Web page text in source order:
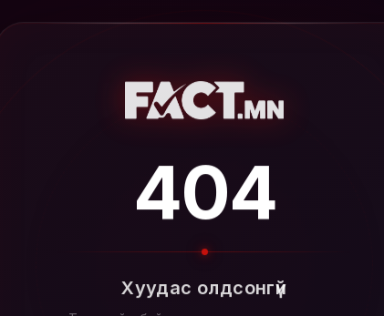
404
Хуудас олдсонгүй